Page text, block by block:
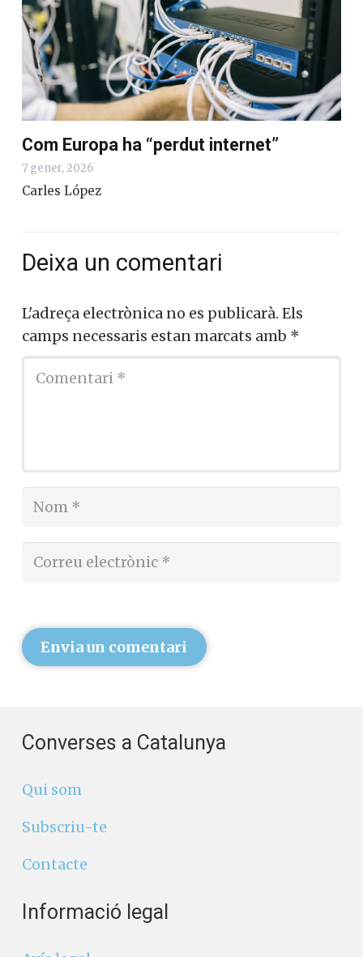
Com Europa ha “perdut internet”
7 gener, 2026
Carles López
Deixa un comentari
L'adreça electrònica no es publicarà. Els
camps necessaris estan marcats amb *
Envia un comentari
Converses a Catalunya
Qui som
Subscriu-te
Contacte
Informació legal